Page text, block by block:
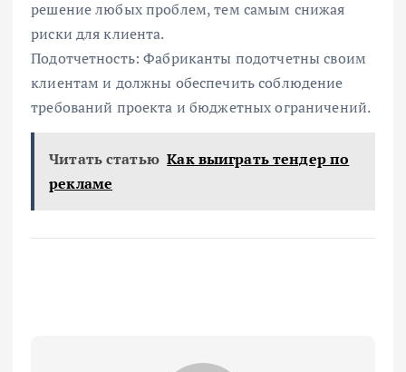
решение любых проблем, тем самым снижая
риски для клиента.
Подотчетность: Фабриканты подотчетны своим
клиентам и должны обеспечить соблюдение
требований проекта и бюджетных ограничений.
Читать статью Как выиграть тендер по
рекламе